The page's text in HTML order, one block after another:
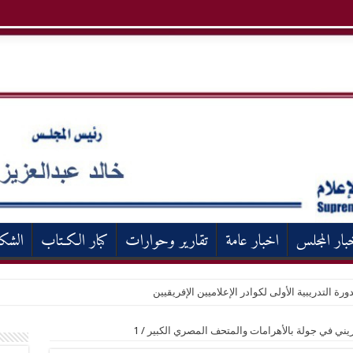
المجلس اخبار عامة تقارير وحوارات كبار الكـتاب
التدريبية الأولى لكوادر الإعلاميين الإفريقيين
في جولة بالأهرامات والمتحف المصري الكبير /
1